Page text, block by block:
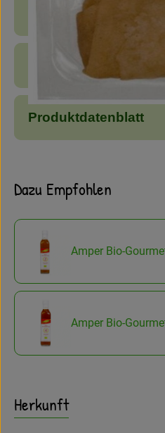
Produktinformationen
Produktdatenblatt
Dazu Empfohlen
Amper Bio-
Amper Bio-
Herkunft